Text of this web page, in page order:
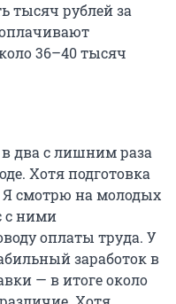
тысяч рублей за
36–40 тысяч
в два с лишним раза
Хотя подготовка
Я смотрю на молодых
с ними
оплаты труда. У
заработок в
— в итоге около